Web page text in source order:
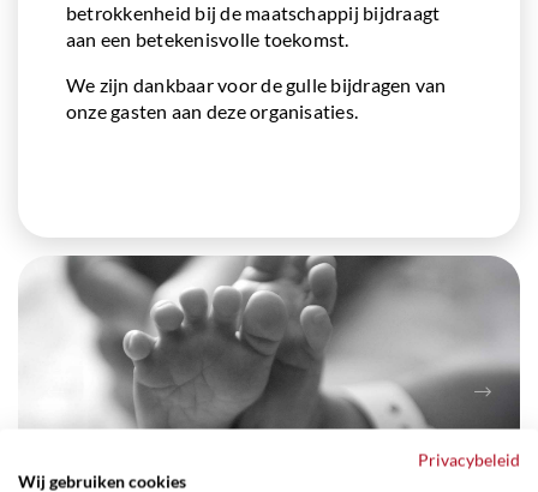
betrokkenheid bij de maatschappij bijdraagt
aan een betekenisvolle toekomst.
We zijn dankbaar voor de gulle bijdragen van
onze gasten aan deze organisaties.
Privacybeleid
Wij gebruiken cookies